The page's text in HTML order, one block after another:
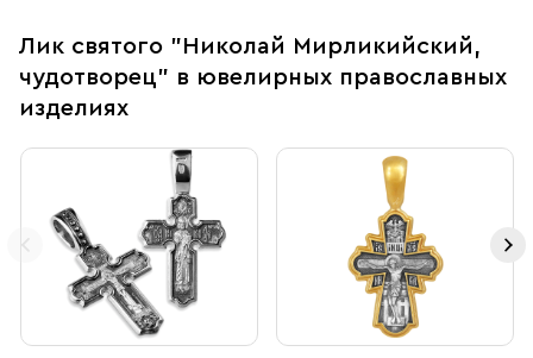
Лик святого "Николай Мирликийский,
чудотворец" в ювелирных православных
изделиях